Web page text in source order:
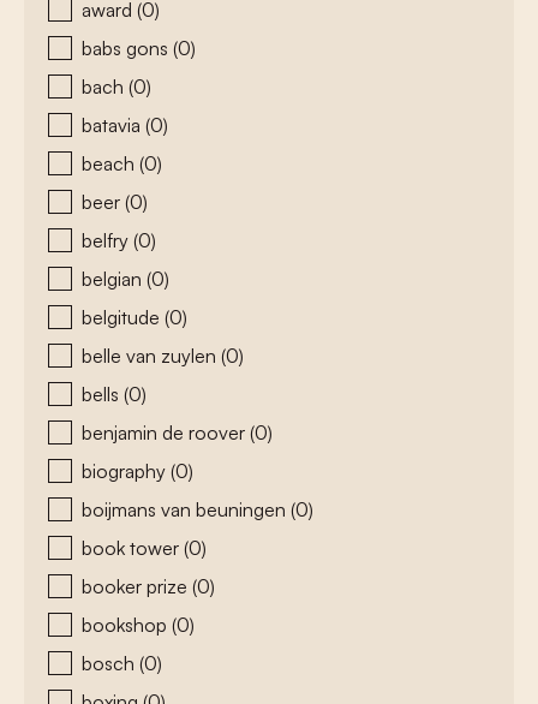
award (0)
babs gons (0)
bach (0)
batavia (0)
beach (0)
beer (0)
belfry (0)
belgian (0)
belgitude (0)
belle van zuylen (0)
bells (0)
benjamin de roover (0)
biography (0)
boijmans van beuningen (0)
book tower (0)
booker prize (0)
bookshop (0)
bosch (0)